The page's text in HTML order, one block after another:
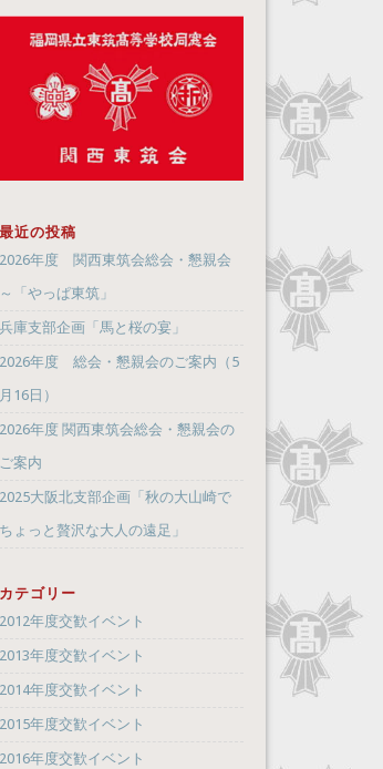
最近の投稿
2026年度 関西東筑会総会・懇親会
～「やっぱ東筑」
兵庫支部企画「馬と桜の宴」
2026年度 総会・懇親会のご案内（5
月16日）
2026年度 関西東筑会総会・懇親会の
ご案内
2025大阪北支部企画「秋の大山崎で
ちょっと贅沢な大人の遠足」
カテゴリー
2012年度交歓イベント
2013年度交歓イベント
2014年度交歓イベント
2015年度交歓イベント
2016年度交歓イベント